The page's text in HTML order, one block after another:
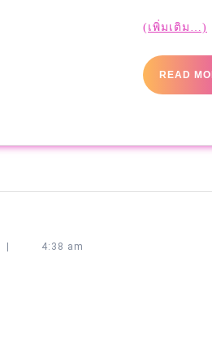
(เพิ่มเติม…)
READ
4:38 am